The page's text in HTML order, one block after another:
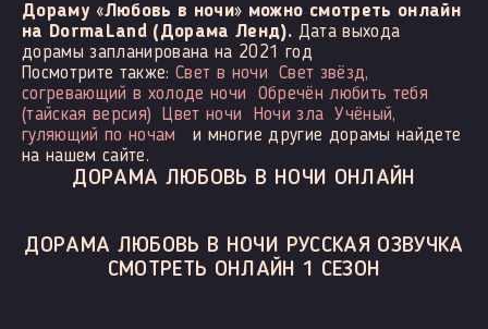
Дораму «Любовь в ночи» можно смотреть онлайн
на DormaLand (Дорама Ленд). Дата выхода
дорамы запланирована на 2021 год
Посмотрите также:Свет в ночи
Свет звёзд,
согревающий в холоде ночи
Обречён любить тебя
(тайская версия)
Цвет ночи Ночи зла
Учёный,
гуляющий по ночам
и многие другие дорамы найдете
на нашем сайте.
ДОРАМА ЛЮБОВЬ В НОЧИ ОНЛАЙН
ДОРАМА ЛЮБОВЬ В НОЧИ РУССКАЯ ОЗВУЧКА
СМОТРЕТЬ ОНЛАЙН 1 СЕЗОН